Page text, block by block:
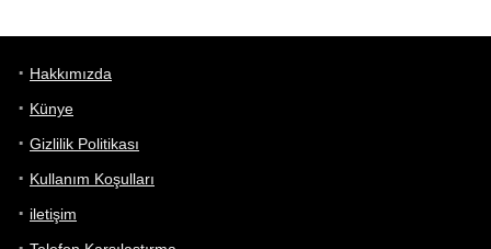
Hakkımızda
Künye
Gizlilik Politikası
Kullanım Koşulları
iletişim